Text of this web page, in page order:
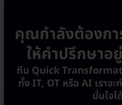
คุณกำลังต้องก
ให้คำปรึกษาอ
ทีม Quick
ทั้ง IT, OT หรือ AI เราจะ
มั่นใจไ